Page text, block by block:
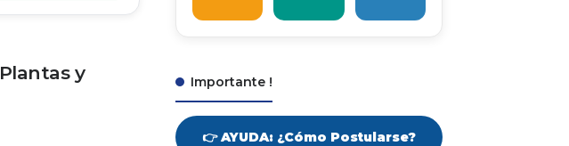
y
Importante !
👉 AYUDA: ¿Cómo Postularse?